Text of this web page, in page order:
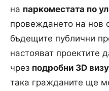
на паркоместата по
провеждането на нов
бъдещите публични
настояват проектите
чрез подробни 3D
така гражданите ще